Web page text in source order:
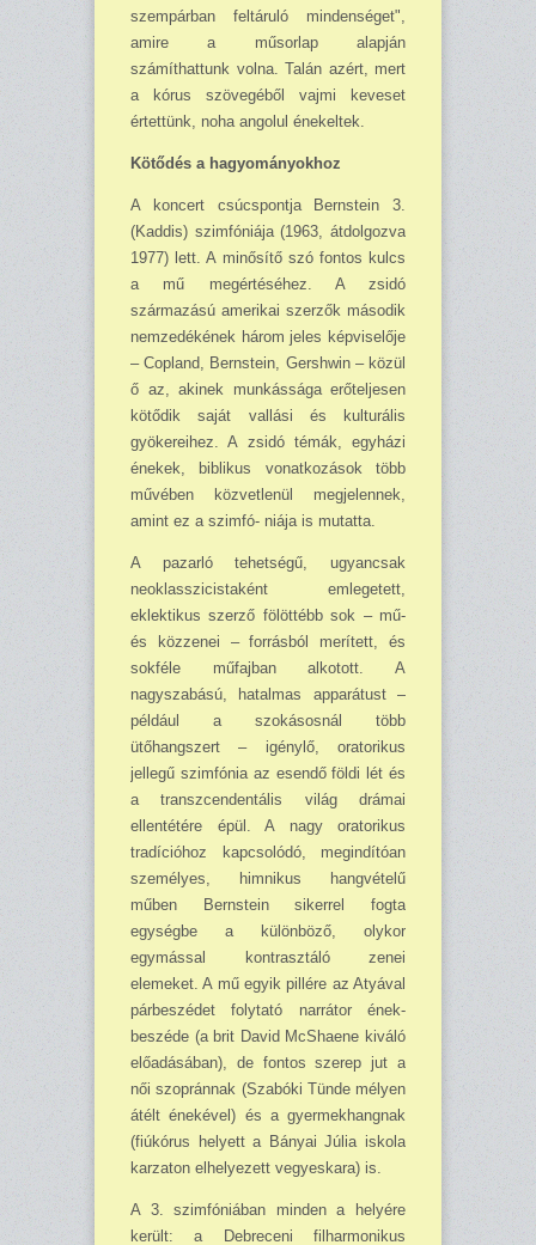
szempárban feltáruló min­den­séget",
amire a műsorlap alapján
számíthattunk volna. Talán azért, mert
a kórus szövegéből vajmi ke­veset
értettünk, noha angolul éne­keltek.
Kötődés a hagyományokhoz
A koncert csúcspontja Bernstein 3.
(Kaddis) szimfóniája (1963, átdol­gozva
1977) lett. A minősítő szó fon­tos kulcs
a mű megértéséhez. A zsi­dó
származású amerikai szerzők második
nemzedékének három jeles képviselője
– Copland, Bernstein, Gershwin – közül
ő az, akinek munkássága erőteljesen
kötődik sa­ját vallási és kulturális
gyökereihez. A zsidó témák, egyházi
énekek, bib­likus vonatkozások több
művében közvetlenül megjelennek,
amint ez a szimfó- niája is mutatta.
A pazarló tehetségű, ugyancsak
neoklasszicistaként emlegetett,
eklektikus szerző fölöttébb sok – mű-
és közzenei – forrásból merített, és
sokféle műfajban alkotott. A
nagyszabású, ha­talmas appa­rátust –
például a szokásosnál több
ütőhangszert – igénylő, oratorikus
jellegű szim­fónia az esendő földi lét és
a transzcendentális világ drámai
ellentétére épül. A nagy oratorikus
tradícióhoz kapcsolódó, megindítóan
személyes, himnikus hangvételű
műben Berns­tein si­kerrel fogta
egységbe a külön­böző, olykor
egymással kontrasztáló zenei
elemeket. A mű egyik pillére az Atyával
párbeszédet folytató narrátor ének­
beszéde (a brit David Mc­Shaene ki­váló
előadásában), de fontos szerep jut a
női szopránnak (Szabóki Tün­de mélyen
átélt énekével) és a gyer­mekhangnak
(fiúkórus helyett a Bá­nyai Júlia iskola
karzaton elhelye­zett vegyeskara) is.
A 3. szimfóniában minden a he­lyére
került: a Debreceni filharmo­nikus